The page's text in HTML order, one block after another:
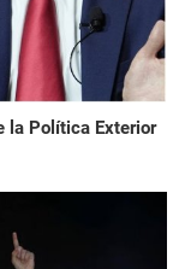
la Política Exterior